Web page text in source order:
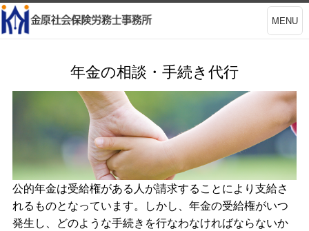
MENU
年金の相談・手続き代行
公的年金は受給権がある人が請求することにより支給さ
れるものとなっています。しかし、年金の受給権がいつ
発生し、どのような手続きを行なわなければならないか